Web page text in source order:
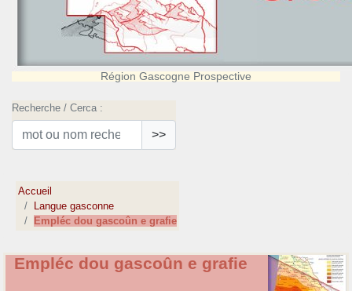
Région Gascogne Prospective
Recherche / Cerca :
>>
Accueil
Langue gasconne
Empléc dou gascoûn e grafie
Empléc dou gascoûn e grafie